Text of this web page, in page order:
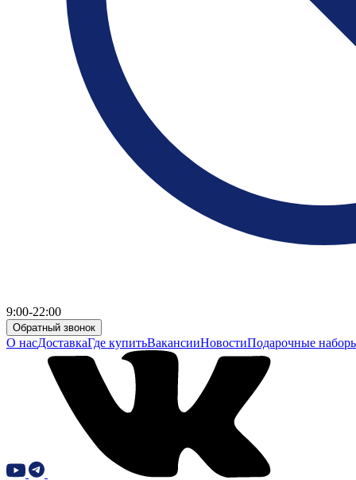
9:00-22:00
Обратный звонок
О насДоставкаГде купитьВакансииНовостиПодарочные